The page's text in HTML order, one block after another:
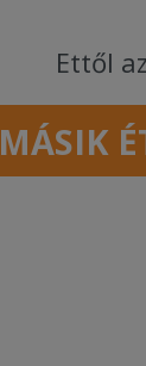
Ettől